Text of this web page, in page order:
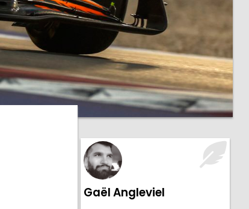
Gaël Angleviel